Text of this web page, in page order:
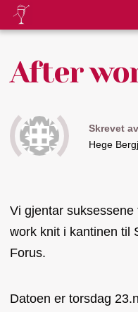
After
Skrevet av
Hege
Vi gjentar
work knit i kantinen til
Forus.
Datoen er torsdag